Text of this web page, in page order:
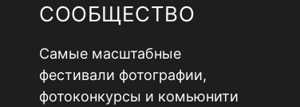
СООБЩЕСТВО
Самые масштабные
фестивали фотографии,
фотоконкурсы и комьюнити